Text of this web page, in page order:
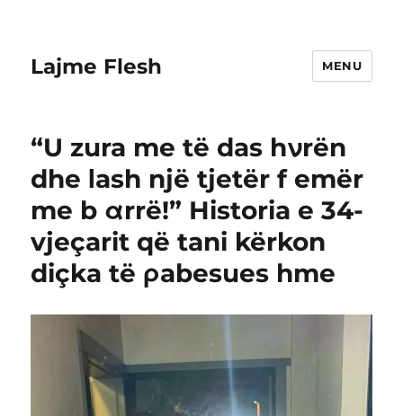
Lajme Flesh MENU
“U zura me të das hνrën
dhe Ιash një tjetër f emër
me b αrrë!” Historia e 34-
vjeçarit që tani kërkon
diçka të ρabesues hme